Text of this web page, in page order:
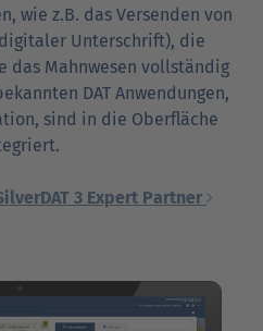
wie z.B. das Versenden von
Unterschrift), die
das Mahnwesen vollständig
DAT Anwendungen,
sind in die Oberfläche
3 Expert Partner